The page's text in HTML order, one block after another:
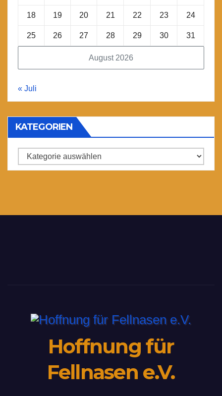
August 2026
18 19 20 21 22 23 24
25 26 27 28 29 30 31
« Juli
KATEGORIEN
Kategorien
Hoffnung für
Fellnasen e.V.